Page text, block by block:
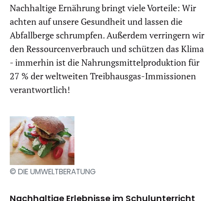
Nachhaltige Ernährung bringt viele Vorteile: Wir
achten auf unsere Gesundheit und lassen die
Abfallberge schrumpfen. Außerdem verringern wir
den Ressourcenverbrauch und schützen das Klima
- immerhin ist die Nahrungsmittelproduktion für
27 % der weltweiten Treibhausgas-Immissionen
verantwortlich!
© DIE UMWELTBERATUNG
Nachhaltige Erlebnisse im Schulunterricht